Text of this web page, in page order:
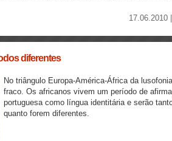
17.06.2010
diferentes
No triângulo Europa-América-África da
fraco. Os africanos vivem um período de
portuguesa como língua identitária e serão
quanto forem diferentes.